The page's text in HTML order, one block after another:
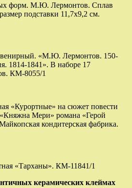
форм. М.Ю. Лермонтов. Сплав
подставки 11,7х9,2 см.
«М.Ю. Лермонтов. 150-
1814-1841». В наборе 17
КМ-8055/1
«Курортные» на сюжет повести
Мери» романа «Герой
кондитерская фабрика.
«Тарханы». КМ-11841/1
керамических клеймах